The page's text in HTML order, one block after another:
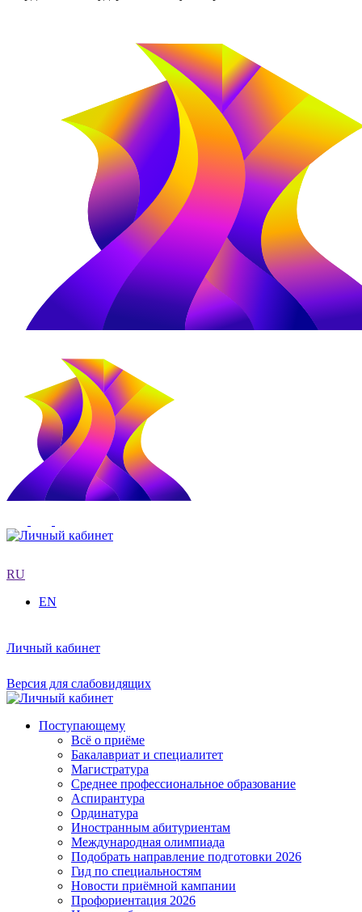
RU
EN
Личный кабинет
Версия для слабовидящих
Поступающему
Всё о приёме
Бакалавриат и специалитет
Магистратура
Среднее профессиональное образование
Аспирантура
Ординатура
Иностранным абитуриентам
Международная олимпиада
Подобрать направление подготовки 2026
Гид по специальностям
Новости приёмной кампании
Профориентация 2026